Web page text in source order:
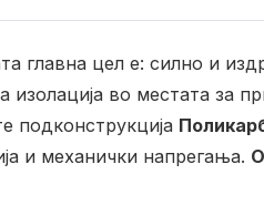
главна цел е: силно и
изолација во местата за
подконструкција
и механички напрегања.